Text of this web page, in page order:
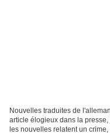
Nouvelles traduites de
article élogieux dans la
les nouvelles relatent un